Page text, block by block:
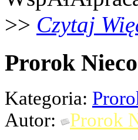
>> Czytaj
Prorok
Kategoria:
Autor:
Prorok